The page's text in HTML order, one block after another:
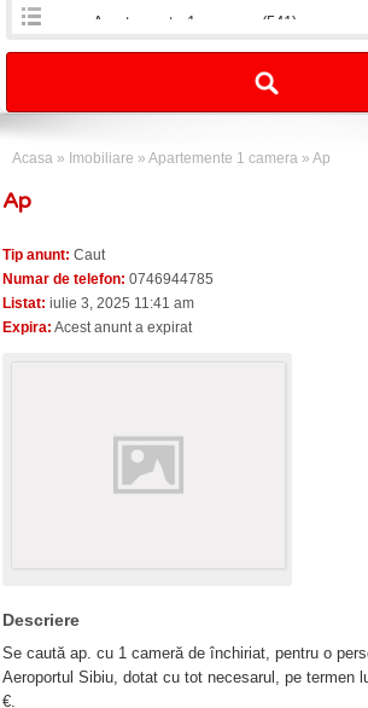
Acasa » Imobiliare » Apartemente 1 camera » Ap
Ap
Tip anunt: Caut
Numar de telefon: 0746944785
Listat: iulie 3, 2025 11:41 am
Expira: Acest anunt a expirat
Descriere
Se caută ap. cu 1 cameră de închiriat, pentru o
Aeroportul Sibiu, dotat cu tot necesarul, pe termen
€.